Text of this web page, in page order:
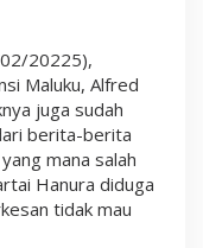
20225),
Maluku, Alfred
juga sudah
berita-berita
mana salah
Hanura diduga
tidak mau